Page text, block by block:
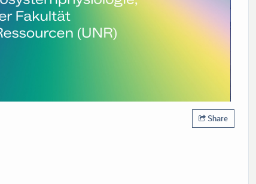
Share